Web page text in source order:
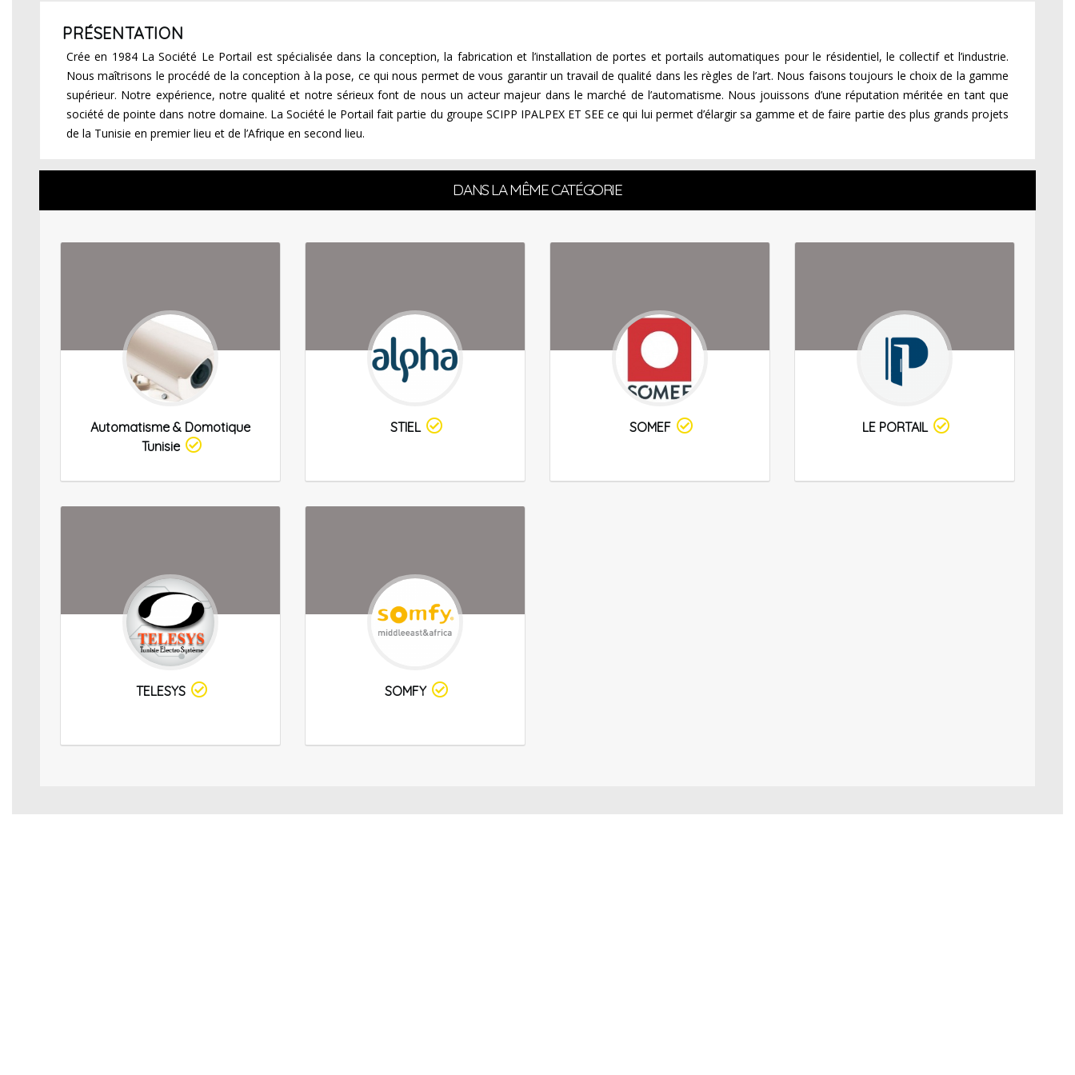
PRÉSENTATION
Crée en 1984 La Société Le Portail est spécialisée dans la conception, la fabrication et l’installation de portes et portails automatiques pour le résidentiel, le collectif et l’industrie.
Nous maîtrisons le procédé de la conception à la pose, ce qui nous permet de vous garantir un travail de qualité dans les règles de l’art. Nous faisons toujours le choix de la gamme
supérieur. Notre expérience, notre qualité et notre sérieux font de nous un acteur majeur dans le marché de l’automatisme. Nous jouissons d’une réputation méritée en tant que
société de pointe dans notre domaine. La Société le Portail fait partie du groupe SCIPP IPALPEX ET SEE ce qui lui permet d’élargir sa gamme et de faire partie des plus grands projets
de la Tunisie en premier lieu et de l’Afrique en second lieu.
DANS LA MÊME CATÉGORIE
Automatisme & Domotique
Tunisie
STIEL SOMEF LE PORTAIL
TELESYS SOMFY